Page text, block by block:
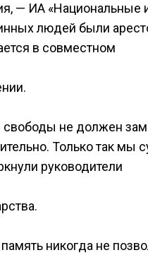
— ИА «Национальные
людей были
в совместном
свободы не должен
Только так мы
руководители
никогда не